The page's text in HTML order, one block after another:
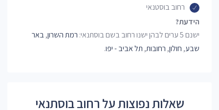
רחוב בוסטנאי
הידעת?
ישנם 5 ערים לבהן ישנו רחוב בשם בוסתנאי:
רמת השרון,באר
שבע, חולון, רחובות, תל אביב - יפו.
שאלות נפוצות על רחוב בוסתנאי